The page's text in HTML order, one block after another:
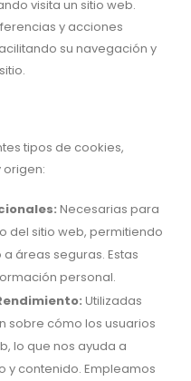
visita un sitio web.
y acciones
su navegación y
tipos de cookies,
origen:
Necesarias para
del sitio web, permitiendo
áreas seguras. Estas
personal.
Utilizadas
sobre cómo los usuarios
lo que nos ayuda a
y contenido. Empleamos